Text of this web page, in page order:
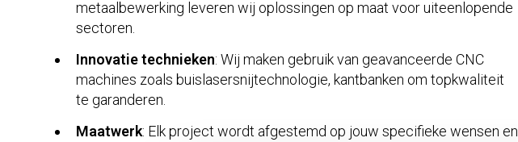
metaalbewerking leveren wij oplossingen op maat voor uiteenlopende
sectoren.
Innovatie technieken: Wij maken gebruik van geavanceerde CNC
machines zoals buislasersnijtechnologie, kantbanken om topkwaliteit
te garanderen.
Maatwerk: Elk project wordt afgestemd op jouw specifieke wensen en